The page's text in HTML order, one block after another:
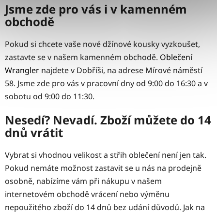
Jsme zde pro vás i v kamenném
obchodě
Pokud si chcete vaše nové džínové kousky vyzkoušet,
zastavte se v našem kamenném obchodě. Oblečení
Wrangler najdete v Dobříši, na adrese Mírové náměstí
58. Jsme zde pro vás v pracovní dny od 9:00 do 16:30 a v
sobotu od 9:00 do 11:30.
Nesedí? Nevadí. Zboží můžete do 14
dnů vrátit
Vybrat si vhodnou velikost a střih oblečení není jen tak.
Pokud nemáte možnost zastavit se u nás na prodejně
osobně, nabízíme vám při nákupu v našem
internetovém obchodě vrácení nebo výměnu
nepoužitého zboží do 14 dnů bez udání důvodů. Jak na